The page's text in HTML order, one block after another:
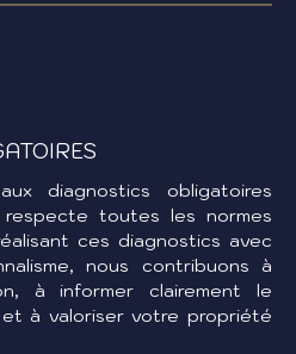
diagnostics obligatoires
toutes les normes
ces diagnostics avec
nous contribuons à
à informer clairement le
à valoriser votre propriété